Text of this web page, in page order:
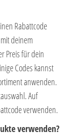
Rabattcode
deinem
Preis für dein
Codes kannst
anwenden.
Auf
verwenden.
verwenden?